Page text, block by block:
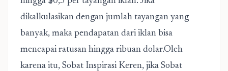
dikalkulasikan dengan jumlah tayangan yang
banyak, maka pendapatan dari iklan bisa
mencapai ratusan hingga ribuan dolar.Oleh
karena itu, Sobat Inspirasi Keren, jika Sobat